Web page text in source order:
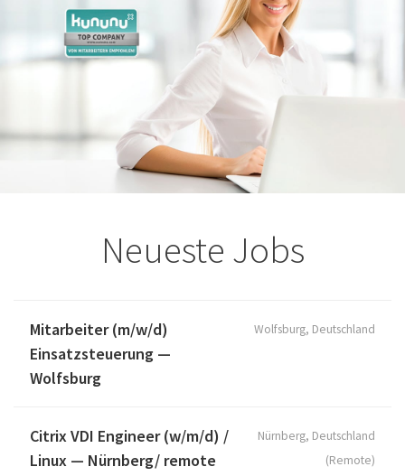
Neueste Jobs
Mitarbeiter (m/w/d)
Einsatzsteuerung —
Wolfsburg
Wolfsburg, Deutschland
Citrix VDI Engineer (w/m/d) /
Linux — Nürnberg/ remote
Nürnberg, Deutschland
(Remote)